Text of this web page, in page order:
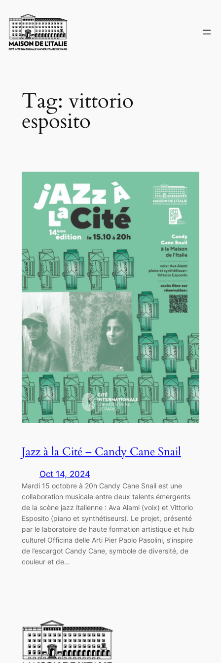
to
content
Tag: vittorio
esposito
Jazz à la Cité – Candy Cane Snail
Oct 14, 2024
Mardi 15 octobre à 20h Candy Cane Snail est une
collaboration musicale entre deux talents émergents
de la scène jazz italienne : Ava Alami (voix) et Vittorio
Esposito (piano et synthétiseurs). Le projet, présenté
par le laboratoire de haute formation artistique et hub
culturel Officina delle Arti Pier Paolo Pasolini, s’inspire
de l’escargot Candy Cane, symbole de diversité, de
couleur et de…